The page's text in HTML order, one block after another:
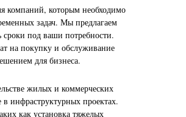
компаний, которым необходимо
задач. Мы предлагаем
сроки под ваши потребности.
на покупку и обслуживание
для бизнеса.
жилых и коммерческих
инфраструктурных проектах.
как установка тяжелых